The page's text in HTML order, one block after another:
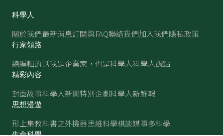
科學人
關於我們最新消息訂閱與FAQ聯絡我們加入我們隱私政策
行家領路
總編輯的話我是企業家，也是科學人科學人觀點
精彩內容
封面故事科學人新聞特別企劃科學人新鮮報
思想漫遊
形上集教科書之外機器思維科學棋談媒事多科學